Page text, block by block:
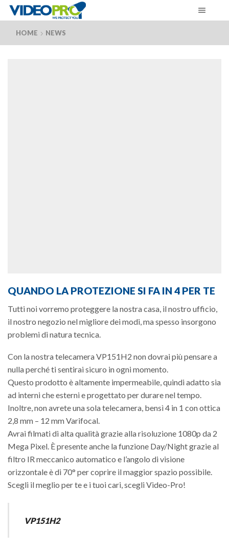
HOME NEWS
QUANDO LA PROTEZIONE SI FA IN 4 PER TE
Tutti noi vorremo proteggere la nostra casa, il nostro ufficio,
il nostro negozio nel migliore dei modi, ma spesso insorgono
problemi di natura tecnica.
Con la nostra telecamera VP151H2 non dovrai più pensare a
nulla perché ti sentirai sicuro in ogni momento.
Questo prodotto è altamente impermeabile, quindi adatto sia
ad interni che esterni e progettato per durare nel tempo.
Inoltre, non avrete una sola telecamera, bensì 4 in 1 con ottica
2,8 mm – 12 mm Varifocal.
Avrai filmati di alta qualità grazie alla risoluzione 1080p da 2
Mega Pixel. È presente anche la funzione Day/Night grazie al
filtro IR meccanico automatico e l’angolo di visione
orizzontale è di 70° per coprire il maggior spazio possibile.
Scegli il meglio per te e i tuoi cari, scegli Video-Pro!
VP151H2